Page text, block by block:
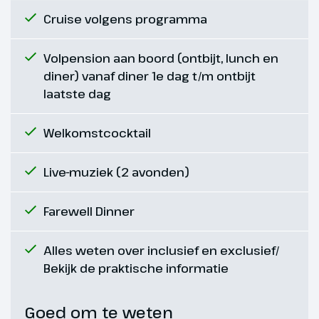
Dag 5
Rüdesheim - Keulen
Na een ontspannen ochtend op
het water varen we naar Keulen.
Dom, een gotisch meesterwerk
Cruise volgens programma
Volpension aan boord (ontbijt, lunch en
diner) vanaf diner 1e dag t/m ontbijt
laatste dag
Welkomstcocktail
Live-muziek (2 avonden)
Farewell Dinner
Alles weten over inclusief en exclusief/
Bekijk de praktische informatie
Goed om te weten